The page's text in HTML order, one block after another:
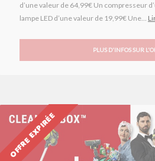
d’une valeur de 64,99€ Un compresseur
lampe LED d’une valeur de 19,99€ Une...
PLUS D'INFOS SUR
OFFRE EXPIRÉE